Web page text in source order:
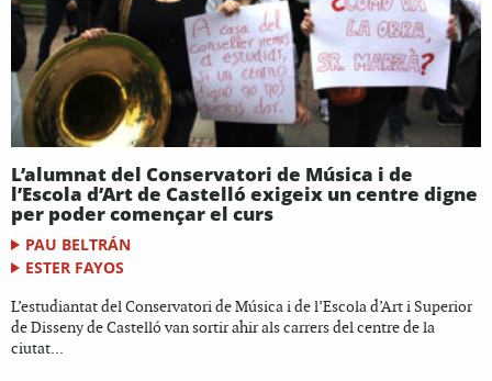
L’alumnat del Conservatori de Música i de
l’Escola d’Art de Castelló exigeix un centre digne
per poder començar el curs
PAU BELTRÁN
ESTER FAYOS
L’estudiantat del Conservatori de Música i de l’Escola d’Art i Superior
de Disseny de Castelló van sortir ahir als carrers del centre de la
ciutat...